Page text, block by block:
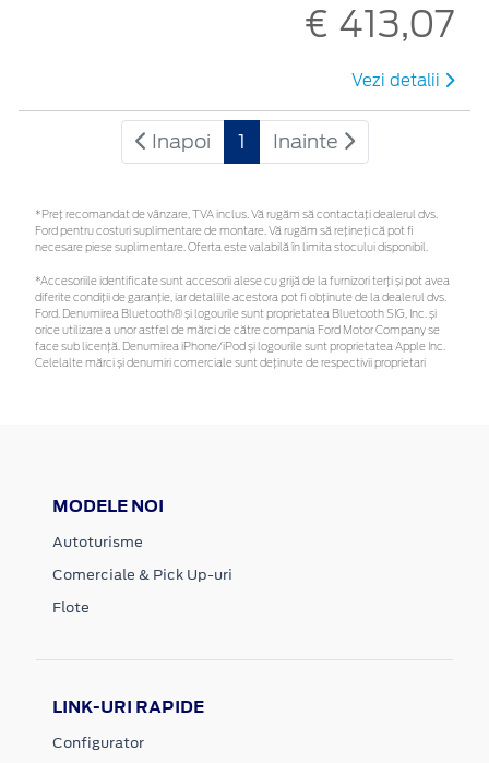
€ 413,07
Vezi detalii
Inapoi 1 Inainte
*Preţ recomandat de vânzare, TVA inclus. Vă rugăm să contactaţi dealerul dvs.
Ford pentru costuri suplimentare de montare. Vă rugăm să rețineți că pot fi
necesare piese suplimentare. Oferta este valabilă în limita stocului disponibil.
*Accesoriile identificate sunt accesorii alese cu grijă de la furnizori terți și pot avea
diferite condiții de garanție, iar detaliile acestora pot fi obținute de la dealerul dvs.
Ford. Denumirea Bluetooth® și logourile sunt proprietatea Bluetooth SIG, Inc. și
orice utilizare a unor astfel de mărci de către compania Ford Motor Company se
face sub licență. Denumirea iPhone/iPod și logourile sunt proprietatea Apple Inc.
Celelalte mărci și denumiri comerciale sunt deținute de respectivii proprietari
MODELE NOI
Autoturisme
Comerciale & Pick Up-uri
Flote
LINK-URI RAPIDE
Configurator